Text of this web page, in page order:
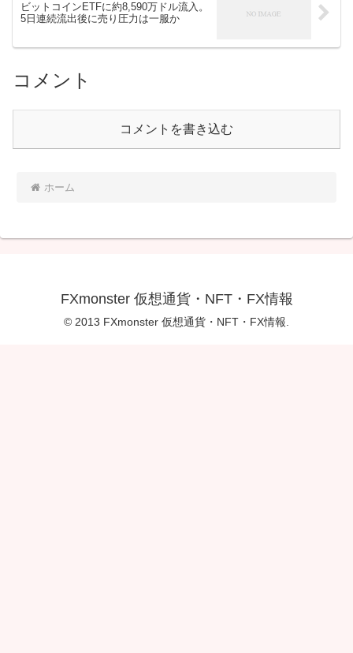
ビットコインETFに約8,590万ドル流入。
5日連続流出後に売り圧力は一服か
コメント
コメントを書き込む
ホーム
FXmonster 仮想通貨・NFT・FX情報
© 2013 FXmonster 仮想通貨・NFT・FX情報.